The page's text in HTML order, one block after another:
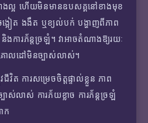
ាងល្អ ហើយមិនមានឧបសគ្គនៅខាងមុខ
ង្អៀត ងងឹត ឬខ្យល់បក់ បង្ហាញពីភាព
ការភ័ន្តច្រឡំ។ វាអាចតំណាងឱ្យរយៈ
ោលដៅមិនច្បាស់លាស់។
វិត ការសម្រេចចិត្តផ្ទាល់ខ្លួន ភាព
ស់លាស់ ការភ័យខ្លាច ការភ័ន្តច្រឡំ
ក